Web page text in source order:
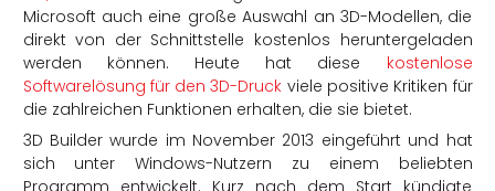
Microsoft auch eine große Auswahl an 3D-Modellen, die
direkt von der Schnittstelle kostenlos heruntergeladen
werden können. Heute hat diese kostenlose
Softwarelösung für den 3D-Druck viele positive Kritiken für
die zahlreichen Funktionen erhalten, die sie bietet.
3D Builder wurde im November 2013 eingeführt und hat
sich unter Windows-Nutzern zu einem beliebten
Programm entwickelt. Kurz nach dem Start kündigte